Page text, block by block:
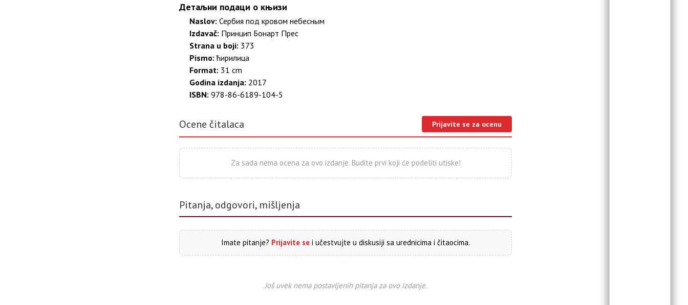
Детаљни подаци о књизи
Naslov: Сербия под кровом небесным
Izdavač: Принцип Бонарт Прес
Strana u boji: 373
Pismo: ћирилица
Format: 31 cm
Godina izdanja: 2017
ISBN: 978-86-6189-104-5
Ocene čitalaca Prijavite se za ocenu
Za sada nema ocena za ovo izdanje. Budite prvi koji će podeliti utiske!
Pitanja, odgovori, mišljenja
Imate pitanje? Prijavite se i učestvujte u diskusiji sa urednicima i čitaocima.
Još uvek nema postavljenih pitanja za ovo izdanje.